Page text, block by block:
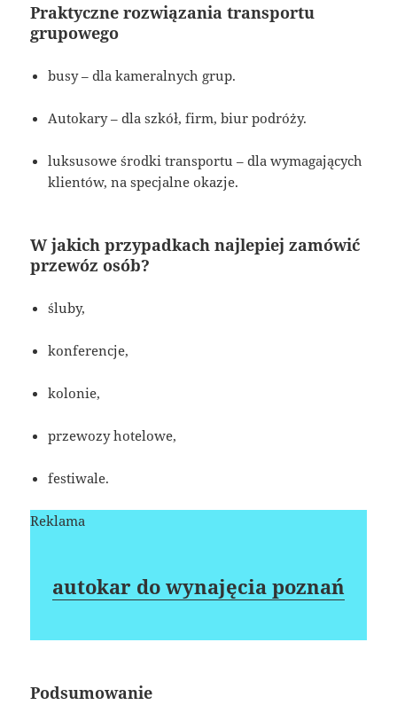
Praktyczne rozwiązania transportu
grupowego
busy – dla kameralnych grup.
Autokary – dla szkół, firm, biur podróży.
luksusowe środki transportu – dla wymagających
klientów, na specjalne okazje.
W jakich przypadkach najlepiej zamówić
przewóz osób?
śluby,
konferencje,
kolonie,
przewozy hotelowe,
festiwale.
Reklama
autokar do wynajęcia poznań
Podsumowanie